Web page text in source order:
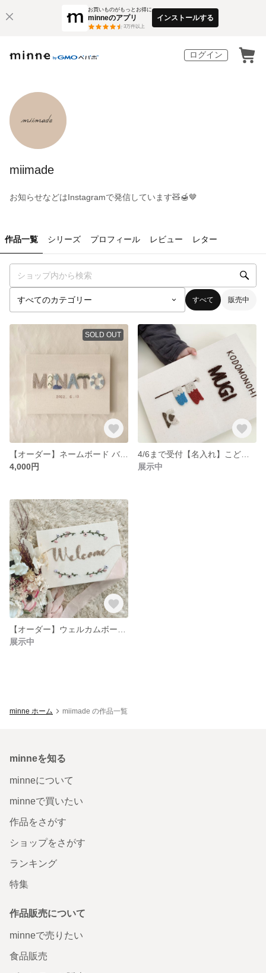
お買いものがもっとお得に
minneのアプリ
3万件以上
インストールする
ログイン
miimade
お知らせなどはInstagramで発信しています🧸🍯🤎
作品一覧 シリーズ プロフィール レビュー レター
すべて 販売中
SOLD OUT
【オーダー】ネームボード バースデーボード 命名書 刺繍
4,000円
展示中
展示中
minne ホーム miimade の作品一覧
minneを知る
minneについて
minneで買いたい
作品をさがす
ショップをさがす
ランキング
特集
作品販売について
minneで売りたい
食品販売